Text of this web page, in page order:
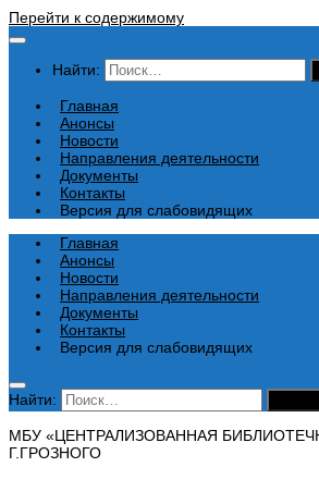
Перейти к содержимому
Найти:
Главная
Анонсы
Новости
Направления деятельности
Документы
Контакты
Версия для слабовидящих
Главная
Анонсы
Новости
Направления деятельности
Документы
Контакты
Версия для слабовидящих
Найти:
МБУ «ЦЕНТРАЛИЗОВАННАЯ
Г.ГРОЗНОГО